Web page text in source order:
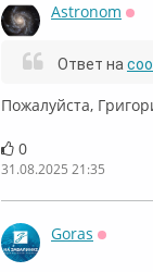
Astronom
Ответ на
Пожалуйста,
0
31.08.2025 21:35
Goras